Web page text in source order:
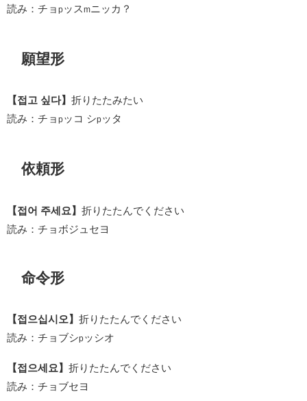
読み：チョ pッス m ニッカ？
願望形
【접고 싶다】 折りたたみたい
読み：チョ pッコ シpッタ
依頼形
【접어 주세요】 折りたたんでください
読み：チョボジュセヨ
命令形
【접으십시오】 折りたたんでください
読み：チョブシpッシオ
【접으세요】 折りたたんでください
読み：チョブセヨ